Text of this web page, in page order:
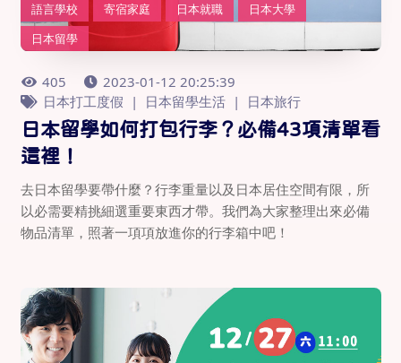
語言學校
寄宿家庭 日本就職
日本大學
日本留學
405
2023-01-12 20:25:39
日本打工度假
日本留學生活 日本旅行
日本留學如何打包行李？必備43項清單看
這裡！
去日本留學要帶什麼？行李重量以及日本居住空間有限，所
以必需要精挑細選重要東西才帶。我們為大家整理出來必備
物品清單，照著一項項放進你的行李箱中吧！